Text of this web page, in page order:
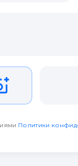
Политики